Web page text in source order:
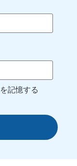
記憶する